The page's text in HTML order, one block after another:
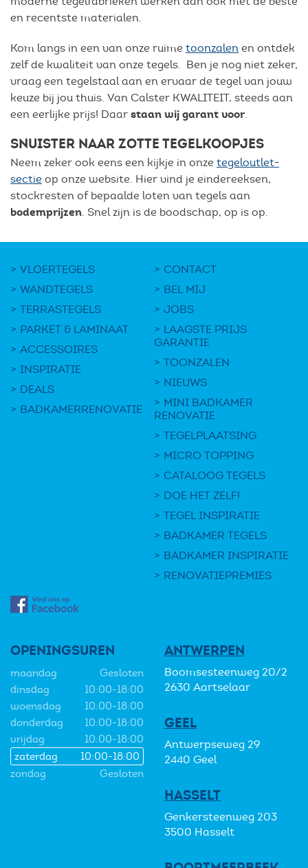
en recentste materialen.
Kom langs in een van onze ruime toonzalen en ontdek
zelf de kwaliteit van onze tegels. Ben je nog niet zeker,
vraag een tegelstaal aan en ervaar de tegel van jouw
keuze bij jou thuis. Van Calster KWALITEIT, steeds aan
een eerlijke prijs! Daar staan wij garant voor.
SNUISTER NAAR ZOTTE TEGELKOOPJES
Neem zeker ook eens een kijkje in onze tegeloutlet-
sectie op onze website. Hier vind je eindereeksen,
stockresten of bepaalde loten van tegels aan
bodemprijzen. Snel zijn is de boodschap, op is op.
VLOERTEGELS
WANDTEGELS
TERRASTEGELS
PARKET & LAMINAAT
ACCESSOIRES
INSPIRATIE
DEALS
BADKAMERRENOVATIE
CONTACT
BEL MIJ
JOBS
LAAGSTE PRIJS
GARANTIE
TOONZALEN
NIEUWS
MINI BADKAMER
RENOVATIE
TEGELPLAATSING
MICRO TOPPING
CATALOOG TEGELS
DOE HET ZELF!
TEGEL INSPIRATIE
BADKAMER TEGELS
BADKAMER INSPIRATIE
RENOVATIEPREMIES
OPENINGSUREN
maandag
Gesloten
dinsdag
10:00-18:00
woensdag
10:00-18:00
donderdag
10:00-18:00
vrijdag
10:00-18:00
zaterdag
10:00-18:00
zondag
Gesloten
ANTWERPEN
Boomsesteenweg 20/2
2630 Aartselaar
GEEL
Antwerpseweg 29
2440 Geel
HASSELT
Genkersteenweg 203
3500 Hasselt